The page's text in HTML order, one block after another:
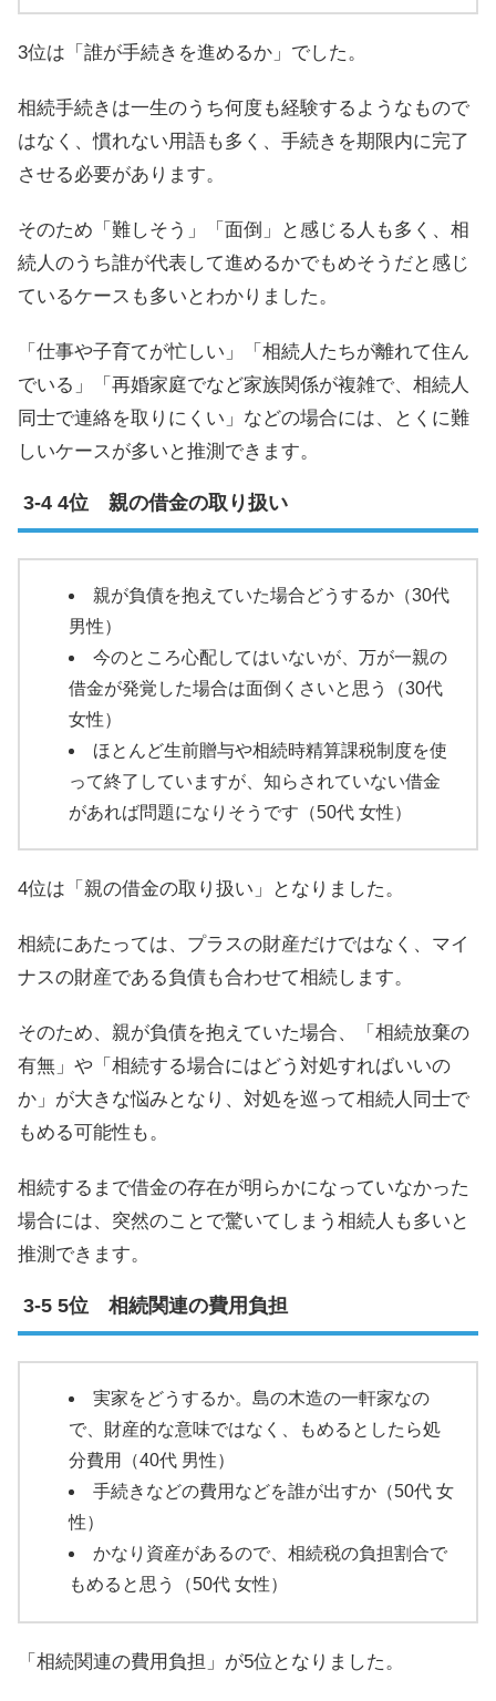
3位は「誰が手続きを進めるか」でした。
相続手続きは一生のうち何度も経験するようなもので
はなく、慣れない用語も多く、手続きを期限内に完了
させる必要があります。
そのため「難しそう」「面倒」と感じる人も多く、相
続人のうち誰が代表して進めるかでもめそうだと感じ
ているケースも多いとわかりました。
「仕事や子育てが忙しい」「相続人たちが離れて住ん
でいる」「再婚家庭でなど家族関係が複雑で、相続人
同士で連絡を取りにくい」などの場合には、とくに難
しいケースが多いと推測できます。
4位 親の借金の取り扱い
親が負債を抱えていた場合どうするか（30代
男性）
今のところ心配してはいないが、万が一親の
借金が発覚した場合は面倒くさいと思う（30代
女性）
ほとんど生前贈与や相続時精算課税制度を使
って終了していますが、知らされていない借金
があれば問題になりそうです（50代 女性）
4位は「親の借金の取り扱い」となりました。
相続にあたっては、プラスの財産だけではなく、マイ
ナスの財産である負債も合わせて相続します。
そのため、親が負債を抱えていた場合、「相続放棄の
有無」や「相続する場合にはどう対処すればいいの
か」が大きな悩みとなり、対処を巡って相続人同士で
もめる可能性も。
相続するまで借金の存在が明らかになっていなかった
場合には、突然のことで驚いてしまう相続人も多いと
推測できます。
5位 相続関連の費用負担
実家をどうするか。島の木造の一軒家なの
で、財産的な意味ではなく、もめるとしたら処
分費用（40代 男性）
手続きなどの費用などを誰が出すか（50代 女
性）
かなり資産があるので、相続税の負担割合で
もめると思う（50代 女性）
「相続関連の費用負担」が5位となりました。